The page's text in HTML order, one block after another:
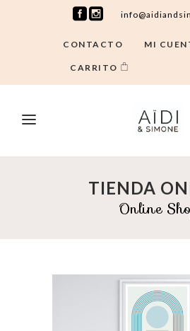
CONTACTO MI
CARRITO
TIENDA
Online